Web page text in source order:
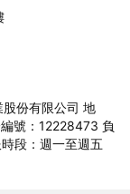
份有限公司 地
號：12228473 負
段：週一至週五